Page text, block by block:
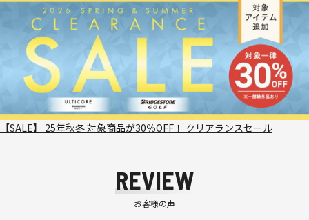
【SALE】 25年秋冬 対象商品が30％OFF！ クリアランスセール
REVIEW
お客様の声